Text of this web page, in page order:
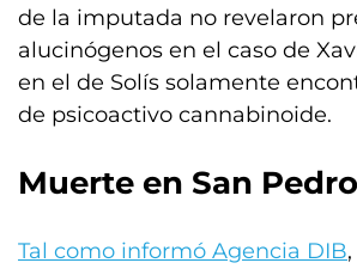
de la imputada no revelaron
alucinógenos en el caso de
en el de Solís solamente
de psicoactivo cannabinoide.
Muerte en San Pedro
Tal como informó Agencia DIB,